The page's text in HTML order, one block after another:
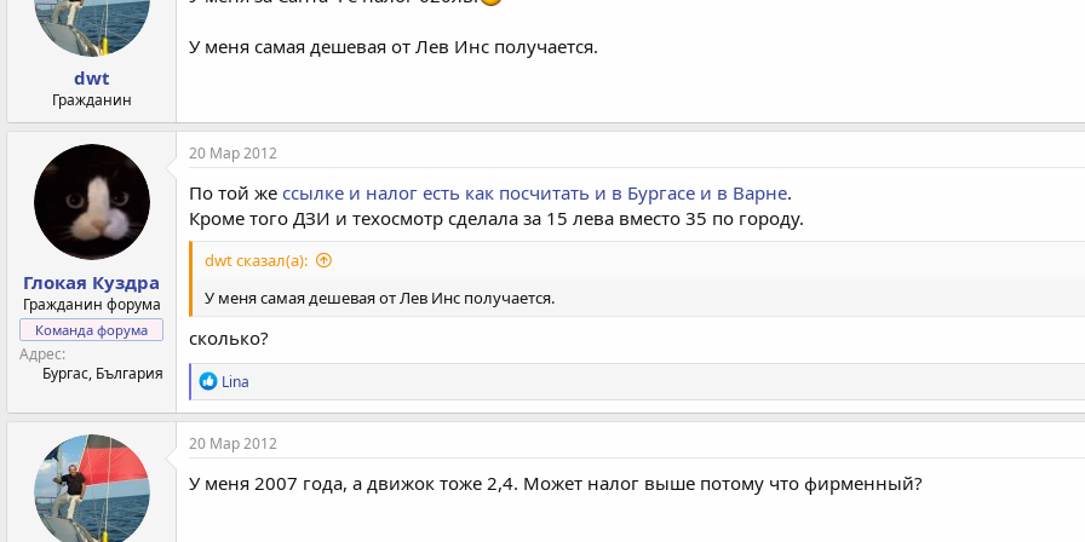
dwt
Гражданин
У меня самая дешевая от Лев Инс получается.
Глокая Куздра
Гражданин форума
Команда форума
Адрес
Бургас, България
20 Мар 2012
По той же ссылке и налог есть как посчитать и в Бургасе и в Варне.
Кроме того ДЗИ и техосмотр сделала за 15 лева вместо 35 по городу.
dwt сказал(а):
У меня самая дешевая от Лев Инс получается.
сколько?
Р
е
а
к
и
и
Lina
20 Мар 2012
У меня 2007 года, а движок тоже 2,4. Может налог выше потому что фирменный?